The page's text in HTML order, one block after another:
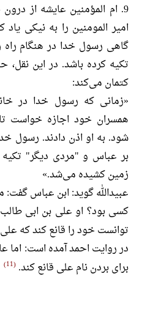
9. ام المؤمنین عایشه از
امیر المومنین را به نیکی
گاهی رسول خدا در هنگام راه
تکیه کرده باشد. در این نقل،
کتمان می‌کند:
«زمانی که رسول خدا در
همسران خود اجازه خواست
شود. به او اذن دادند. رسول
بر عباس و "مردی دیگر"
زمین کشیده می‌شد.»
عبیدالله گوید: ابن عباس
کسی بود؟ او علی بن ابی
توانست خود را قانع کند که
در روایت احمد آمده است: اما
برای بردن نام علی قانع کند. 11